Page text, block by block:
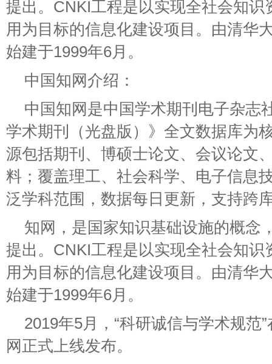
提出。CNKI工程是以实现全社会知识
用为目标的信息化建设项目。由清华
始建于1999年6月。
中国知网介绍：
中国知网是中国学术期刊电子杂志
学术期刊（光盘版）》全文数据库为
源包括期刊、博硕士论文、会议论文
料；覆盖理工、社会科学、电子信息
泛学科范围，数据每日更新，支持跨
知网，是国家知识基础设施的概念
提出。CNKI工程是以实现全社会知识
用为目标的信息化建设项目。由清华
始建于1999年6月。
2019年5月，“科研诚信与学术规范
网正式上线发布。